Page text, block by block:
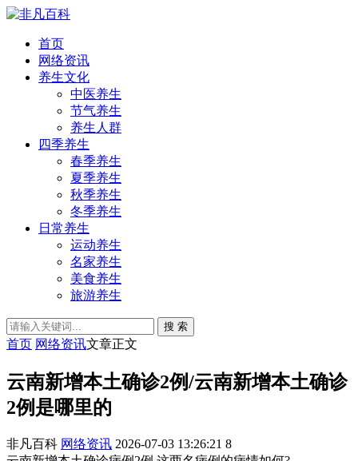
首页
网络资讯
养生文化
中医养生
节气养生
养生人群
四季养生
春季养生
夏季养生
秋季养生
冬季养生
日常养生
运动养生
名家养生
美食养生
旅游养生
搜 索
首页 网络资讯文章正文
云南新增本土确诊2例/云南新增本土确诊
2例是哪里的
非凡百科 网络资讯 2026-07-03 13:26:21 8